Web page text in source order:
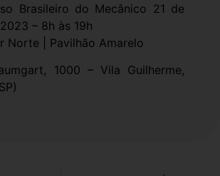
Brasileiro do Mecânico 21 de
– 8h às 19h
Norte | Pavilhão Amarelo
1000 – Vila Guilherme,